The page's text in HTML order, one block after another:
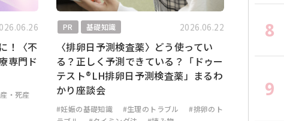
！〈不
専門ド
・死産
PR 基礎知識 2026.06.22
〈排卵日予測検査薬〉どう使ってい
る？正しく予測できている？「ドゥー
テスト®LH排卵日予測検査薬」まるわ
かり座談会
#妊娠の基礎知識 #生理のトラブル
#排卵のト
8
9